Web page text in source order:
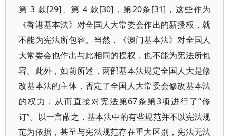
第 3 款[29]、第 4 款[30]，第20条[31]，这些作为
《香港基本法》对全国人大常委会作出的新授权，就
不能为宪法所包容。当然，《澳门基本法》对全国人
大常委会也作出与此相同的授权，也不能为宪法所包
容。此外，如前所述，两部基本法规定全国人大是修
改基本法的主体，否定了全国人大常委会修改基本法
的权力，从而直接对宪法第67条第3项进行了“修
订”。以一言蔽之，基本法中的有些规范并不以宪法规
范为依据，甚至与宪法规范存在重大区别，宪法无法